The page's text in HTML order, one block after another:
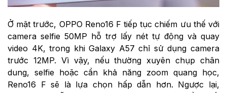
Ở mặt trước, OPPO Reno16 F tiếp tục chiếm ưu thế với
camera selfie 50MP hỗ trợ lấy nét tự động và quay
video 4K, trong khi Galaxy A57 chỉ sử dụng camera
trước 12MP. Vì vậy, nếu thường xuyên chụp chân
dung, selfie hoặc cần khả năng zoom quang học,
Reno16 F sẽ là lựa chọn hấp dẫn hơn. Ngược lại,